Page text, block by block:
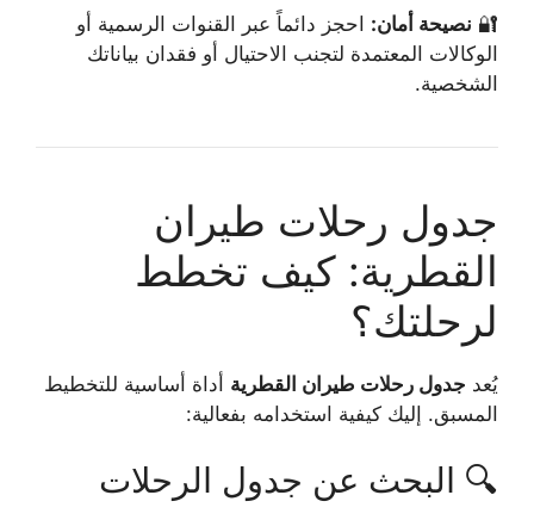
🔐 نصيحة أمان: احجز دائماً عبر القنوات الرسمية أو
الوكالات المعتمدة لتجنب الاحتيال أو فقدان بياناتك
الشخصية.
جدول رحلات طيران
القطرية: كيف تخطط
لرحلتك؟
يُعد جدول رحلات طيران القطرية أداة أساسية للتخطيط
المسبق. إليك كيفية استخدامه بفعالية:
🔍 البحث عن جدول الرحلات